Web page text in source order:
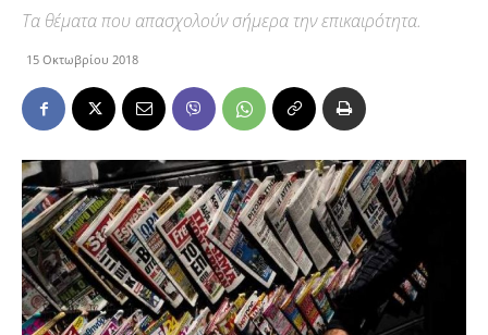
Τα θέματα που απασχολούν σήμερα την επικαιρότητα.
15 Οκτωβρίου 2018